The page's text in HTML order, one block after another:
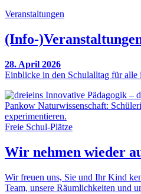
Veranstaltungen
(Info-
28. April 2026
Einblicke in den Schulalltag für alle
Freie Schul-Plätze
Wir nehmen wieder
Wir freuen uns, Sie und Ihr Kind
Team, unsere Räumlichkeiten und